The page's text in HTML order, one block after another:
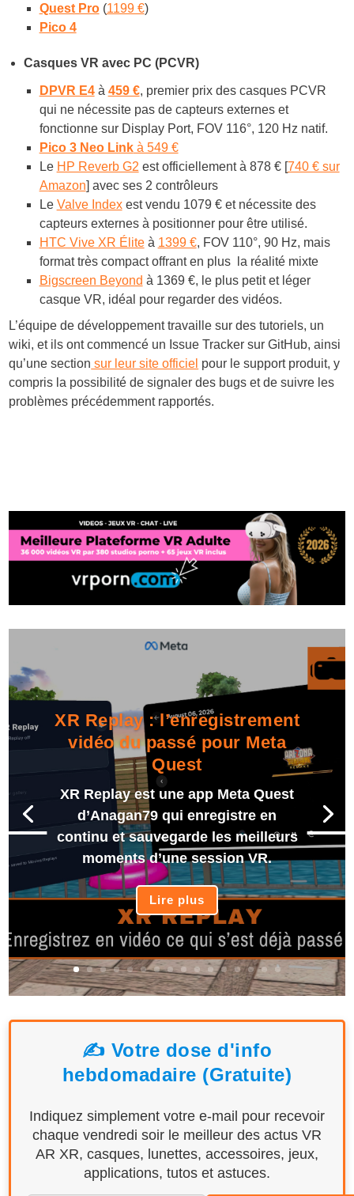
Quest Pro(1199 €)
Pico 4
Casques VR avec PC (PCVR)
DPVR E4à 459 €, premier prix des casques PCVR
qui ne nécessite pas de capteurs externes et
fonctionne sur Display Port, FOV 116°, 120 Hz natif.
Pico 3 Neo Linkà 549 €
Le HP Reverb G2 est officiellement à 878 € [740 € sur
Amazon] avec ses 2 contrôleurs
Le Valve Indexest vendu 1079 € et nécessite des
capteurs externes à positionner pour être utilisé.
HTC Vive XR Éliteà 1399 €, FOV 110°, 90 Hz, mais
format très compact offrant en plus la réalité mixte
Bigscreen Beyond à 1369 €, le plus petit et léger
casque VR, idéal pour regarder des vidéos.
L’équipe de développement travaille sur des tutoriels, un
wiki, et ils ont commencé un Issue Tracker sur GitHub, ainsi
qu’une section sur leur site officiel pour le support produit, y
compris la possibilité de signaler des bugs et de suivre les
problèmes précédemment rapportés.
XR Replay : l’enregistrement
vidéo du passé pour Meta
Quest
XR Replay est une app Meta Quest
d’Anagan79 qui enregistre en
continu et sauvegarde les meilleurs
moments d’une session VR.
Lire plus
✍️ Votre dose d'info
hebdomadaire (Gratuite)
Indiquez simplement votre e-mail pour recevoir
chaque vendredi soir le meilleur des actus VR
AR XR, casques, lunettes, accessoires, jeux,
applications, tutos et astuces.